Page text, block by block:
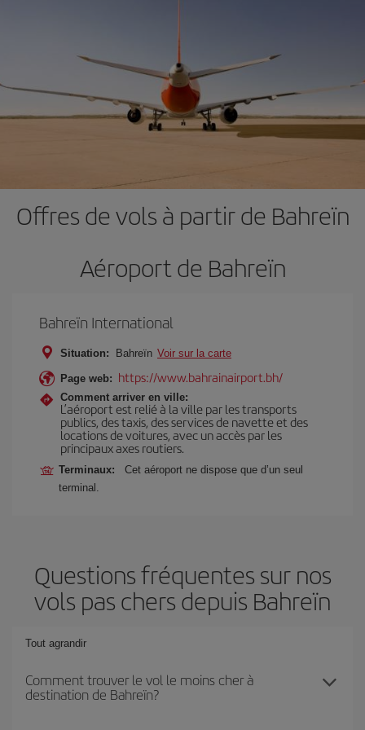
Offres de vols à partir de Bahreïn
Aéroport de Bahreïn
Bahreïn International
Situation: Bahreïn Voir sur la carte
Page web: https://www.bahrainairport.bh/
Comment arriver en ville:
L’aéroport est relié à la ville par les transports
publics, des taxis, des services de navette et des
locations de voitures, avec un accès par les
principaux axes routiers.
Terminaux:
Cet aéroport ne dispose que d’un seul
terminal.
Questions fréquentes sur nos
vols pas chers depuis Bahreïn
Tout agrandir
Comment trouver le vol le moins cher à
destination de Bahreïn?